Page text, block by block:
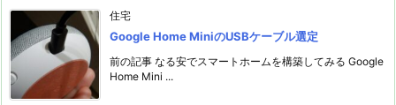
住宅
Google Home MiniのUSBケーブル選定
前の記事 なる安でスマートホームを構築してみる Google
Home Mini ...